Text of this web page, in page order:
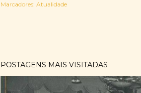
Marcadores: Atualidade
POSTAGENS MAIS VISITADAS